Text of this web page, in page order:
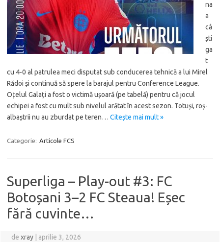
na
a
câ
ști
ga
t
cu 4-0 al patrulea meci disputat sub conducerea tehnică a lui Mirel
Rădoi și continuă să spere la barajul pentru Conference League.
Oțelul Galați a fost o victimă ușoară (pe tabelă) pentru că jocul
echipei a fost cu mult sub nivelul arătat în acest sezon. Totuși, roș-
albaștrii nu au zburdat pe teren… Citește mai mult »
Categorie: Articole FCS
Superliga – Play-out #3: FC
Botoșani 3–2 FC Steaua! Eșec
fără cuvinte…
de xray aprilie 3, 2026